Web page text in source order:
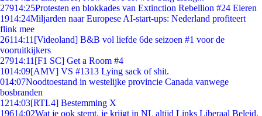
27914:25Protesten en blokkades van Extinction Rebellion #24 Eieren
1914:24Miljarden naar Europese AI-start-ups: Nederland profiteert
flink mee
26114:11 [Videoland] B&B vol liefde 6de seizoen #1 voor de
vooruitkijkers
27914:11 [F1 SC] Get a Room #4
1014:09[AMV] VS #1313 Lying sack of shit.
014:07Noodtoestand in westelijke provincie Canada vanwege
bosbranden
1214:03[RTL4] Bestemming X
19614:02Wat je ook stemt, je krijgt in NL altijd Links Liberaal Beleid.